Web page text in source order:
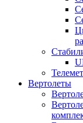
Вертолеты